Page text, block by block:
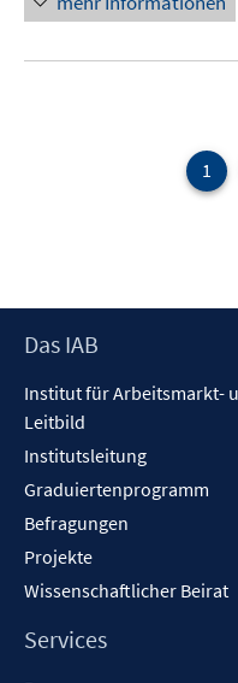
1
Footer
Das IAB
Institut für Arbeitsmarkt-
Leitbild
Institutsleitung
Graduiertenprogramm
Befragungen
Projekte
Wissenschaftlicher Beirat
Services